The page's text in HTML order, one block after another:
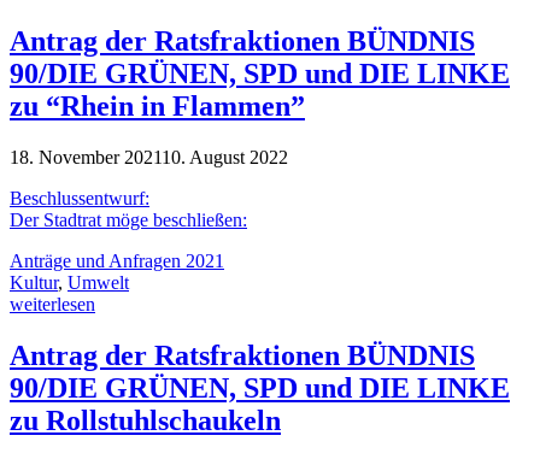
Antrag der Ratsfraktionen BÜNDNIS
90/DIE GRÜNEN, SPD und DIE LINKE
zu “Rhein in Flammen”
18. November 202110. August 2022
Beschlussentwurf:
Der Stadtrat möge beschließen:
Anträge und Anfragen 2021
Kultur, Umwelt
weiterlesen
Antrag der Ratsfraktionen BÜNDNIS
90/DIE GRÜNEN, SPD und DIE LINKE
zu Rollstuhlschaukeln